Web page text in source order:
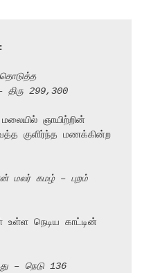
299,300
ஞாயிற்றின்
குளிர்ந்த மணக்கின்ற
மலர் கமழ் – புறம்
உள்ள நெடிய காட்டின்
– நெடு 136